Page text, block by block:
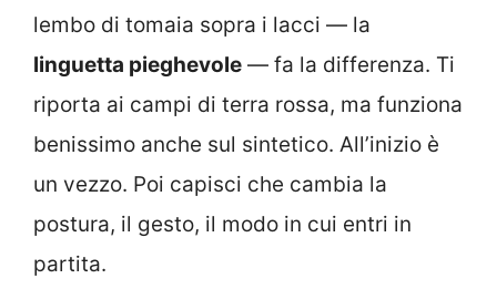
lembo di tomaia sopra i lacci — la
linguetta pieghevole — fa la differenza. Ti
riporta ai campi di terra rossa, ma funziona
benissimo anche sul sintetico. All’inizio è
un vezzo. Poi capisci che cambia la
postura, il gesto, il modo in cui entri in
partita.